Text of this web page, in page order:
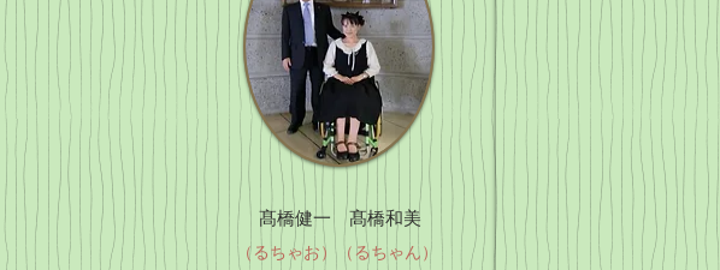
髙橋健一 髙橋和美
（るちゃお）（るちゃん）